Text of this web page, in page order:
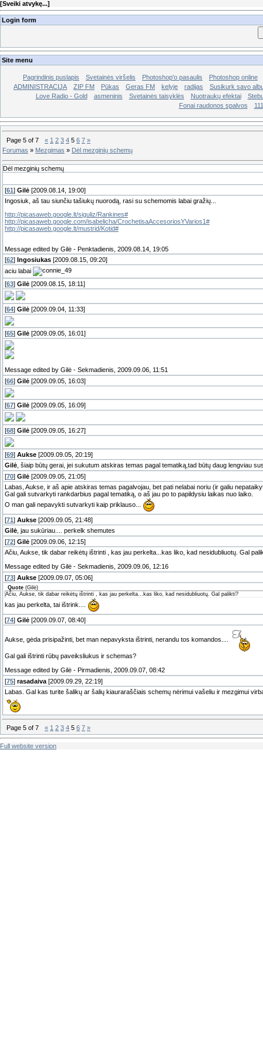
[Sveiki atvykę...]
Login form
Site menu
Pagrindinis puslapis Svetainės viršelis Photoshop'o pasaulis
Photoshop online
ADMINISTRACIJA
ZIP FM Pūkas Geras FM kelyje radijas
Susikurk savo
Love Radio - Gold
asmeninis Svetainės taisyklės Nuotraukų efektai
Fonai raudonos spalvos
111
Page 5 of 7 « 1 2 3 4 5 6 7 »
Forumas » Mezgimas » Dėl mezginių schemų
Dėl mezginių schemų
[61 ] Gilė [2009.08.14, 19:00]
Ingosiuk, aš tau siunčiu tašiukų nuorodą, rasi su schemomis labai gražių...
http://picasaweb.google.lt/siguliz/Rankines#
http://picasaweb.google.com/isabelicha/CrochetisaAccesoriosYVarios1#
http://picasaweb.google.lt/mustrid/Kotid#
Message edited by Gilė - Penktadienis, 2009.08.14, 19:05
[62] Ingosiukas [2009.08.15, 09:20]
aciu labai
[63] Gilė [2009.08.15, 18:11]
[64] Gilė [2009.09.04, 11:33]
[65] Gilė [2009.09.05, 16:01]
Message edited by Gilė - Sekmadienis, 2009.09.06, 11:51
[66] Gilė [2009.09.05, 16:03]
[67] Gilė [2009.09.05, 16:09]
[68] Gilė [2009.09.05, 16:27]
[69] Aukse [2009.09.05, 20:19]
Gilė , šiaip būtų gerai, jei sukutum atskiras temas pagal tematiką,tad būtų daug lengviau
[70] Gilė [2009.09.05, 21:05]
Labas, Aukse, ir aš apie atskiras temas pagalvojau, bet pati nelabai noriu (ir galiu
Gal gali sutvarkyti rankdarbius pagal tematiką, o aš jau po to papildysiu laikas nuo laiko.
O man gali nepavykti sutvarkyti kaip priklauso...
[71 ] Aukse [2009.09.05, 21:48]
Gilė , jau sukūriau.... perkelk shemutes
[72] Gilė [2009.09.06, 12:15]
Ačiu, Aukse, tik dabar reikėtų ištrinti , kas jau perkelta...kas liko, kad nesidubliuotų. Gal
Message edited by Gilė - Sekmadienis, 2009.09.06, 12:16
[73] Aukse [2009.09.07, 05:06]
Quote (Gilė)
Ačiu, Aukse, tik dabar reikėtų ištrinti , kas jau perkelta...kas liko, kad nesidubliuotų. Gal palikti?
kas jau perkelta, tai ištrink....
[74] Gilė [2009.09.07, 08:40]
Aukse, gėda prisipažinti, bet man nepavyksta ištrinti, nerandu tos komandos....
Gal gali ištrinti rūbų paveiksliukus ir schemas?
Message edited by Gilė - Pirmadienis, 2009.09.07, 08:42
[75] rasadaiva [2009.09.29, 22:19]
Labas. Gal kas turite šalikų ar šalių kiauraraščiais schemų nėrimui vašeliu ir mezgimui
Page 5 of 7 « 1 2 3 4 5 6 7 »
Full website version